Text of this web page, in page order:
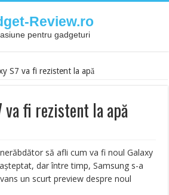
Review.ro
pentru gadgeturi
S7 va fi rezistent la apă
va fi rezistent la apă
să afli cum va fi noul Galaxy
dar între timp, Samsung s-a
un scurt preview despre noul